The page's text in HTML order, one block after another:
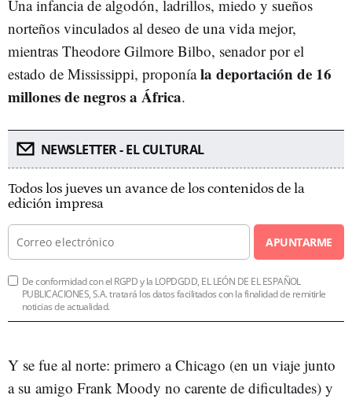
Una infancia de algodón, ladrillos, miedo y sueños
norteños vinculados al deseo de una vida mejor,
mientras Theodore Gilmore Bilbo, senador por el
estado de Mississippi, proponíala deportación de 16
millones de negros a África.
NEWSLETTER - EL CULTURAL
Todos los jueves un avance de los contenidos de la
edición impresa
APUNTARME
De conformidad con el RGPD y la LOPDGDD, EL LEÓN DE EL ESPAÑOL
PUBLICACIONES, S.A. tratará los datos facilitados con la finalidad de remitirle
noticias de actualidad.
Y se fue al norte: primero a Chicago (en un viaje junto
a su amigo Frank Moody no carente de dificultades) y